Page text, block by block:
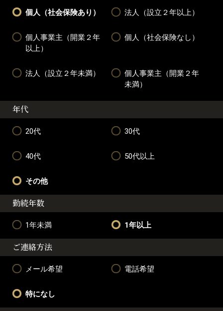
個人（社会保険あり） 法人（設立２年以上）
個人事業主（開業２年
以上）
個人（社会保険なし）
法人（設立２年未満）
個人事業主（開業２年
未満）
年代
20代 30代
40代 50代以上
その他
勤続年数
1年未満 1年以上
ご連絡方法
メール希望 電話希望
特になし